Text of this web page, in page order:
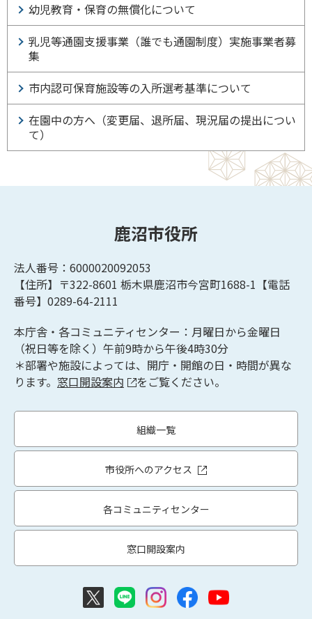
幼児教育・保育の無償化について
乳児等通園支援事業（誰でも通園制度）実施事業者募
集
市内認可保育施設等の入所選考基準について
在園中の方へ（変更届、退所届、現況届の提出につい
て）
鹿沼市役所
法人番号：6000020092053
【住所】〒322-8601 栃木県鹿沼市今宮町1688-1【電話
番号】0289-64-2111
本庁舎・各コミュニティセンター：月曜日から金曜日
（祝日等を除く）午前9時から午後4時30分
＊部署や施設によっては、開庁・開館の日・時間が異な
ります。 窓口開設案内 をご覧ください。
組織一覧
市役所へのアクセス
各コミュニティセンター
窓口開設案内